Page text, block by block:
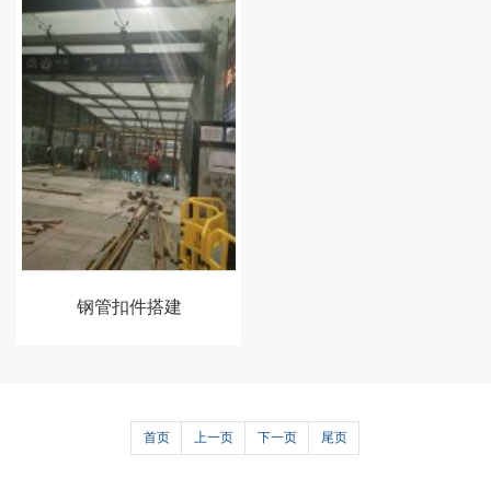
钢管扣件搭建
首页 上一页 下一页 尾页